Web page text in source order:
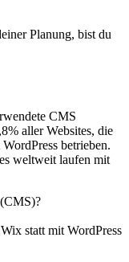
Planung, bist du
CMS
aller Websites, die
betrieben.
weltweit laufen mit
statt mit WordPress